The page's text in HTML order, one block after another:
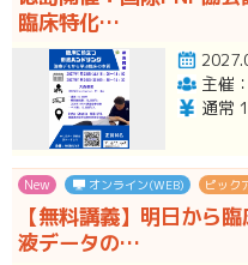
臨床特化…
主催
New オンライン(WEB) ピック
【無料講義】明日から
液データの…